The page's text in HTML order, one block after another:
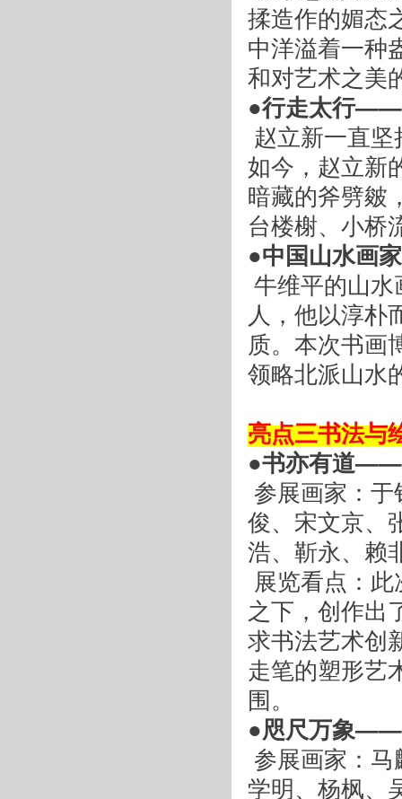
揉造作的媚态
中洋溢着一种
和对艺术之美
●行走太行——
如今，赵立新
暗藏的斧劈皴
台楼榭、小桥
●中国山水画
人，他以淳朴
质。本次书画
领略北派山水
亮点三书法与
●书亦有道——
俊、宋文京、
浩、靳永、赖
之下，创作出
求书法艺术创
走笔的塑形艺
围。
●咫尺万象——
学明、杨枫、